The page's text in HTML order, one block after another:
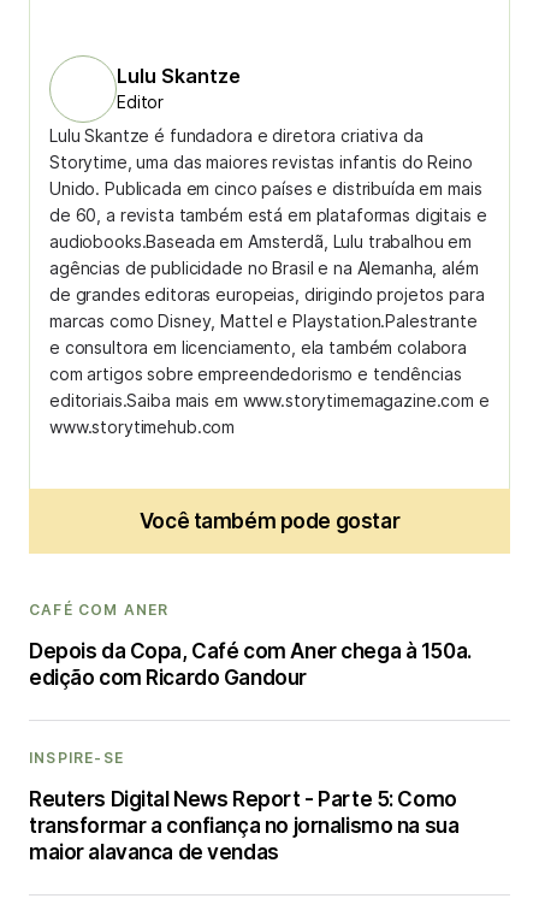
Lulu Skantze
Editor
Lulu Skantze é fundadora e diretora criativa da
Storytime, uma das maiores revistas infantis do Reino
Unido. Publicada em cinco países e distribuída em mais
de 60, a revista também está em plataformas digitais e
audiobooks.Baseada em Amsterdã, Lulu trabalhou em
agências de publicidade no Brasil e na Alemanha, além
de grandes editoras europeias, dirigindo projetos para
marcas como Disney, Mattel e Playstation.Palestrante
e consultora em licenciamento, ela também colabora
com artigos sobre empreendedorismo e tendências
editoriais.Saiba mais em www.storytimemagazine.com e
www.storytimehub.com
Você também pode gostar
CAFÉ COM ANER
Depois da Copa, Café com Aner chega à 150a.
edição com Ricardo Gandour
INSPIRE-SE
Reuters Digital News Report - Parte 5: Como
transformar a confiança no jornalismo na sua
maior alavanca de vendas